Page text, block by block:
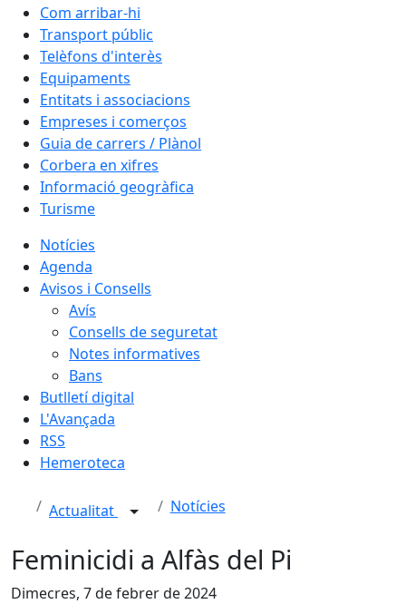
Com arribar-hi
Transport públic
Telèfons d'interès
Equipaments
Entitats i associacions
Empreses i comerços
Guia de carrers / Plànol
Corbera en xifres
Informació geogràfica
Turisme
Notícies
Agenda
Avisos i Consells
Avís
Consells de seguretat
Notes informatives
Bans
Butlletí digital
L'Avançada
RSS
Hemeroteca
Actualitat Notícies
Feminicidi a Alfàs del Pi
Dimecres, 7 de febrer de 2024